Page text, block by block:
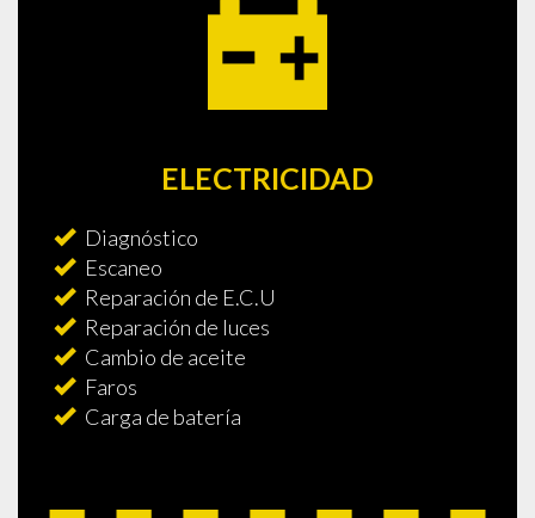
ELECTRICIDAD
Diagnóstico
Escaneo
Reparación de E.C.U
Reparación de luces
Cambio de aceite
Faros
Carga de batería